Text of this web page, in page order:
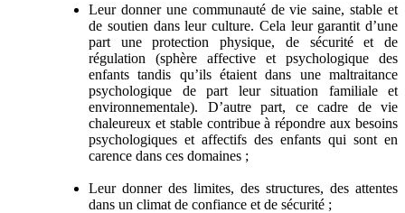
Leur donner une communauté de vie saine, stable et
de soutien dans leur culture. Cela leur garantit d’une
part une protection physique, de sécurité et de
régulation (sphère affective et psychologique des
enfants tandis qu’ils étaient dans une maltraitance
psychologique de part leur situation familiale et
environnementale). D’autre part, ce cadre de vie
chaleureux et stable contribue à répondre aux besoins
psychologiques et affectifs des enfants qui sont en
carence dans ces domaines ;
Leur donner des limites, des structures, des attentes
dans un climat de confiance et de sécurité ;